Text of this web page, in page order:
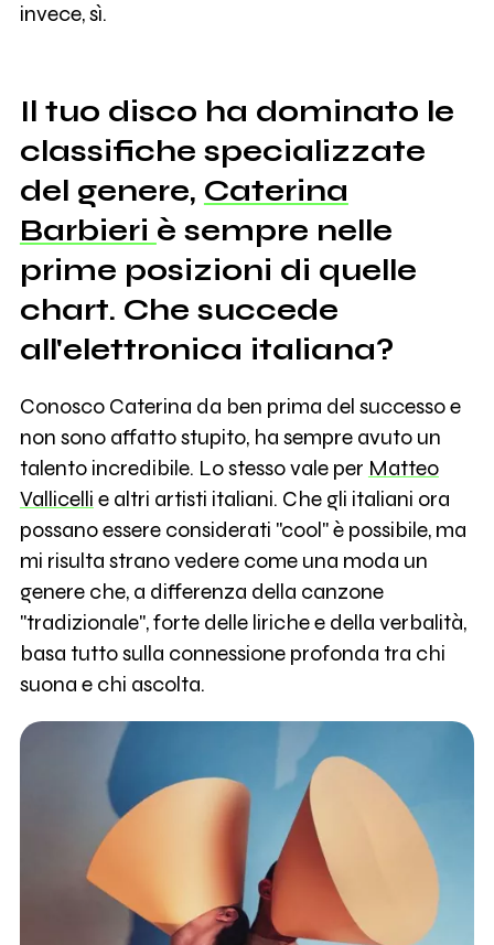
invece, sì.
Il tuo disco ha dominato le
classifiche specializzate
del genere, Caterina
Barbieri è sempre nelle
prime posizioni di quelle
chart. Che succede
all'elettronica italiana?
Conosco Caterina da ben prima del successo e
non sono affatto stupito, ha sempre avuto un
talento incredibile. Lo stesso vale per Matteo
Vallicelli e altri artisti italiani. Che gli italiani ora
possano essere considerati "cool" è possibile, ma
mi risulta strano vedere come una moda un
genere che, a differenza della canzone
"tradizionale", forte delle liriche e della verbalità,
basa tutto sulla connessione profonda tra chi
suona e chi ascolta.